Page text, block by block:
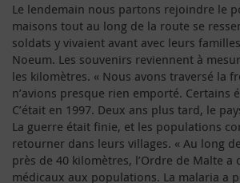
Le lendemain nous partons rejoindre le
maisons tout au long de la route se
soldats y vivaient avant avec leurs
Noeum. Les souvenirs reviennent à
les kilomètres. « Nous avons traversé la
n’avions presque rien emporté. Certains
C’était en 1997. Deux ans plus tard, le
La guerre était finie, et les populations
retourner dans leurs villages. « Au long
près de 40 kilomètres, l’Ordre de Malte a
médicaux aux populations. La malaria a